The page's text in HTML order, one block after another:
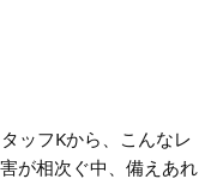
ッフKから、こんなレ
が相次ぐ中、備えあれ